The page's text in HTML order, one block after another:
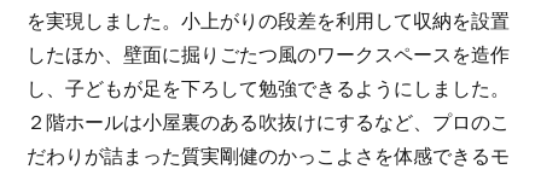
を実現しました。小上がりの段差を利用して収納を設置
したほか、壁面に掘りごたつ風のワークスペースを造作
し、子どもが足を下ろして勉強できるようにしました。
２階ホールは小屋裏のある吹抜けにするなど、プロのこ
だわりが詰まった質実剛健のかっこよさを体感できるモ